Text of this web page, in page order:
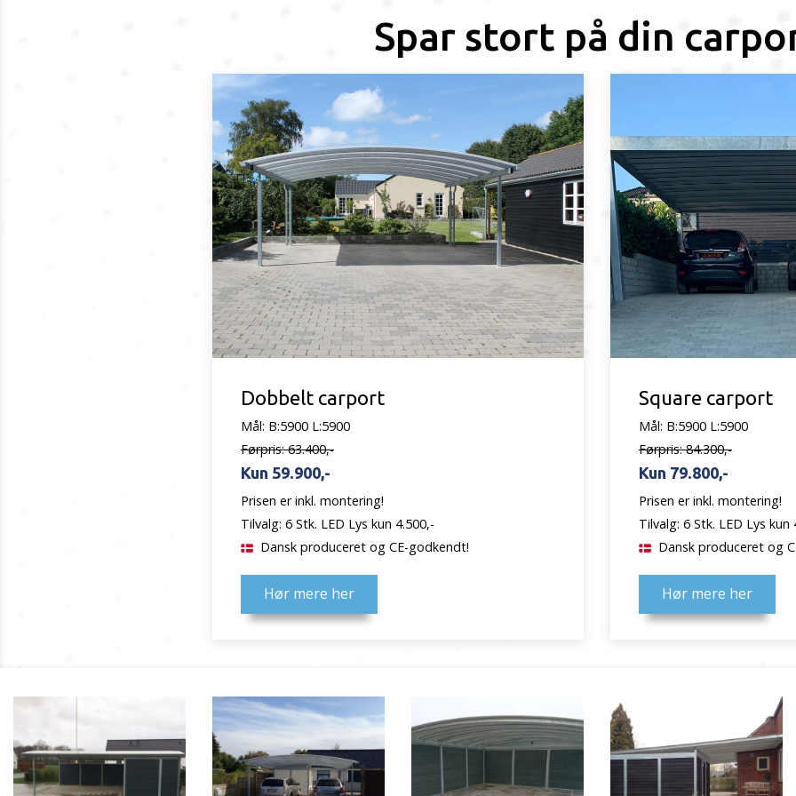
Spar stort på din
Dobbelt carport
Mål: B:5900 L:5900
Førpris: 63.400,-
Kun 59.900,-
Prisen er inkl. montering!
Tilvalg: 6 Stk. LED Lys kun 4.500,-
Dansk produceret og CE-godkendt!
Hør mere her
Square carport
Mål: B:5900 L:5900
Førpris: 84.300,-
Kun 79.800,-
Prisen er inkl. montering!
Tilvalg: 6 Stk. LED Lys kun
Dansk produceret og
Hør mere her